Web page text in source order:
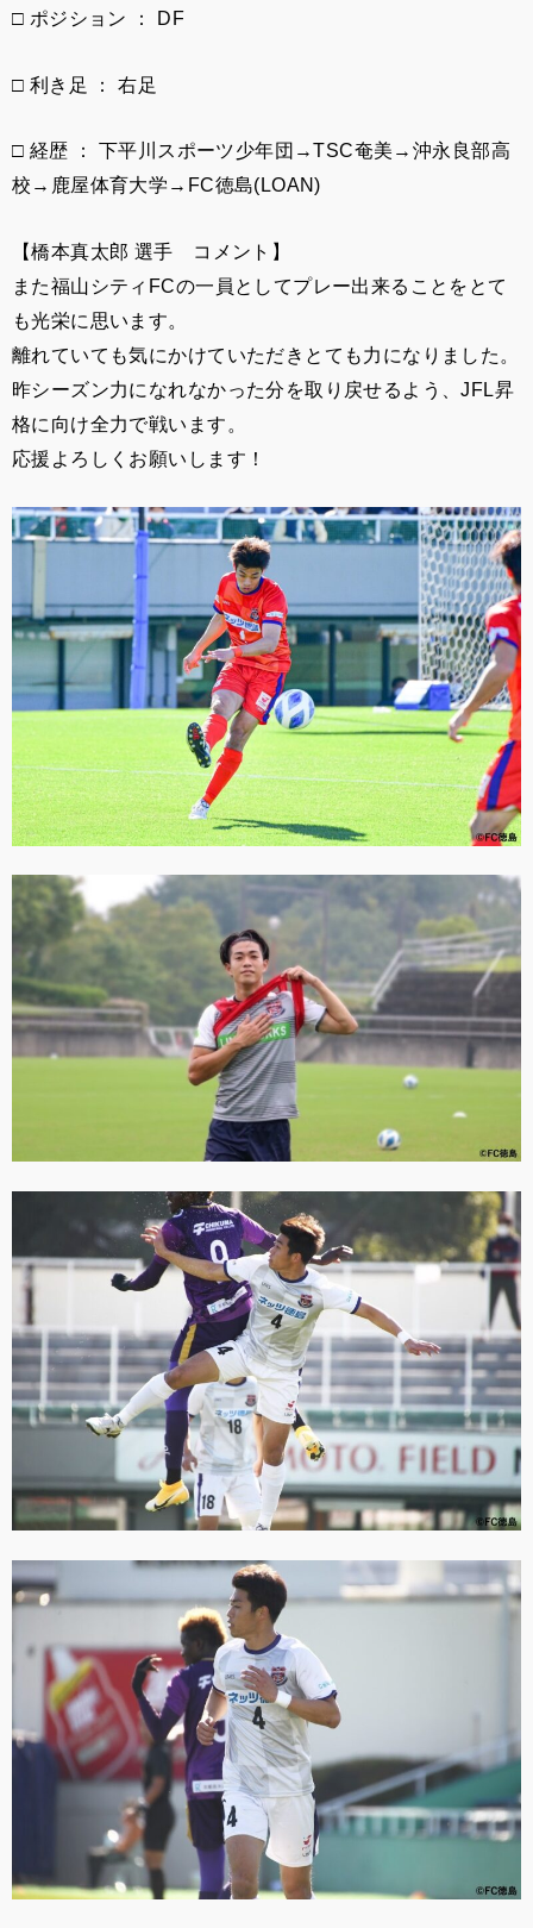
□ ポジション ： DF
□ 利き足 ： 右足
□ 経歴 ： 下平川スポーツ少年団→TSC奄美→沖永良部高
校→鹿屋体育大学→FC徳島(LOAN)
【橋本真太郎 選手 コメント】
また福山シティFCの一員としてプレー出来ることをとて
も光栄に思います。
離れていても気にかけていただきとても力になりました。
昨シーズン力になれなかった分を取り戻せるよう、JFL昇
格に向け全力で戦います。
応援よろしくお願いします！